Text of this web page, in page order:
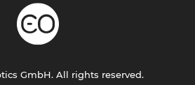
GmbH. All rights reserved.